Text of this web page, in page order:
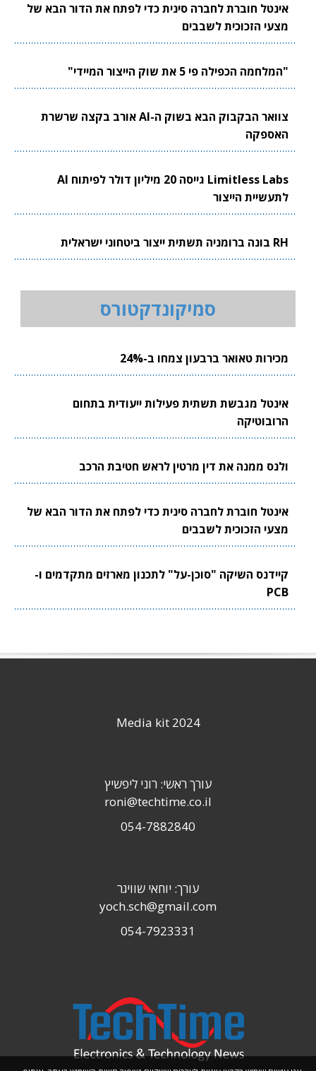
אינטל חוברת לחברה סינית כדי לפתח את הדור הבא של
מצעי הזכוכית לשבבים
"המלחמה הכפילה פי 5 את שוק הייצור המיידי"
צוואר הבקבוק הבא בשוק ה-AI אורב בקצה שרשרת
האספקה
Limitless Labs גייסה 20 מיליון דולר לפיתוח AI
לתעשיית הייצור
RH בונה ברומניה תשתית ייצור ביטחוני ישראלית
סמיקונדקטורס
מכירות טאואר ברבעון צמחו ב-24%
אינטל מגבשת תשתית פעילות ייעודית בתחום
הרובוטיקה
ולנס ממנה את דין מרטין לראש חטיבת הרכב
אינטל חוברת לחברה סינית כדי לפתח את הדור הבא של
מצעי הזכוכית לשבבים
קיידנס השיקה "סוכן-על" לתכנון מארזים מתקדמים ו-
PCB
Media kit 2024
עורך ראשי: רוני ליפשיץ
roni@techtime.co.il
054-7882840
עורך: יוחאי שוויגר
yoch.sch@gmail.com
054-7923331